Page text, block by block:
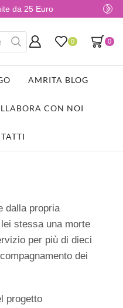
da 25 Euro
0 0
AMRITA BLOG
CON NOI
dalla propria
stessa una morte
per più di dieci
dei
progetto